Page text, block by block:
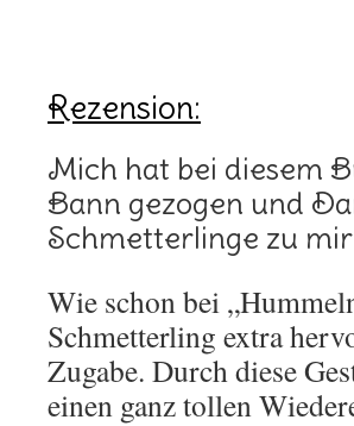
Rezension:
Mich hat bei diesem
Bann gezogen und
Schmetterlinge zu
Wie schon bei
Schmetterling extra
Zugabe. Durch diese
einen ganz tollen